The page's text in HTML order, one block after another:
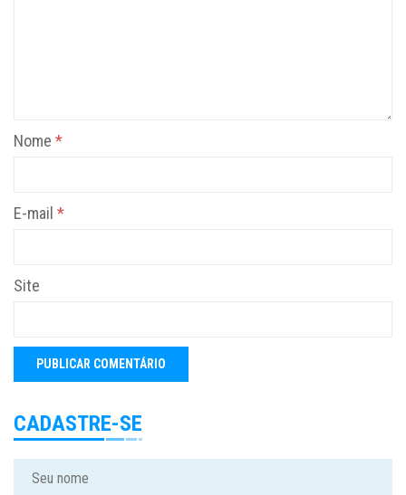
Nome *
E-mail *
Site
CADASTRE-SE